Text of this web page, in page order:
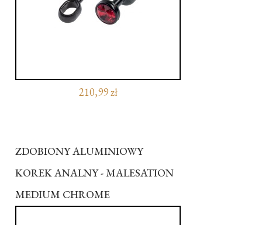
210,99 zł
ZDOBIONY ALUMINIOWY
KOREK ANALNY - MALESATION
MEDIUM CHROME